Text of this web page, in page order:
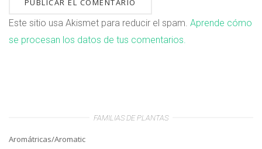
Este sitio usa Akismet para reducir el spam. Aprende cómo
se procesan los datos de tus comentarios.
FAMILIAS DE PLANTAS
Aromátricas/Aromatic